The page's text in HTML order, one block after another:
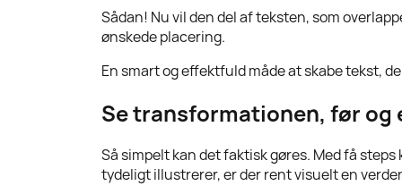
Sådan! Nu vil den del af teksten, som
ønskede placering.
En smart og effektfuld måde at skabe tekst,
Se transformationen, før og
Så simpelt kan det faktisk gøres. Med få
tydeligt illustrerer, er der rent visuelt en